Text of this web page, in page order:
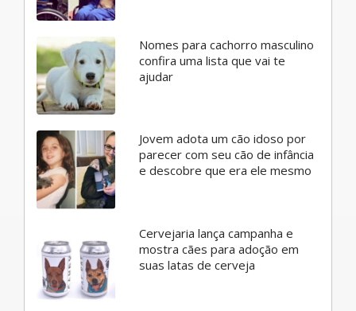
Nomes para cachorro masculino
confira uma lista que vai te
ajudar
Jovem adota um cão idoso por
parecer com seu cão de infância
e descobre que era ele mesmo
Cervejaria lança campanha e
mostra cães para adoção em
suas latas de cerveja